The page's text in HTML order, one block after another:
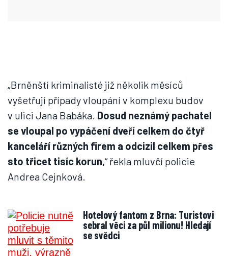
„Brněnští kriminalisté již několik měsíců
vyšetřují případy vloupání v komplexu budov
v ulici Jana Babáka. Dosud neznámý pachatel
se vloupal po vypáčení dveří celkem do čtyř
kanceláří různých firem a odcizil celkem přes
sto třicet tisíc korun,“ řekla mluvčí policie
Andrea Cejnková.
Hotelový fantom z Brna: Turistovi
sebral věci za půl milionu! Hledají
se svědci